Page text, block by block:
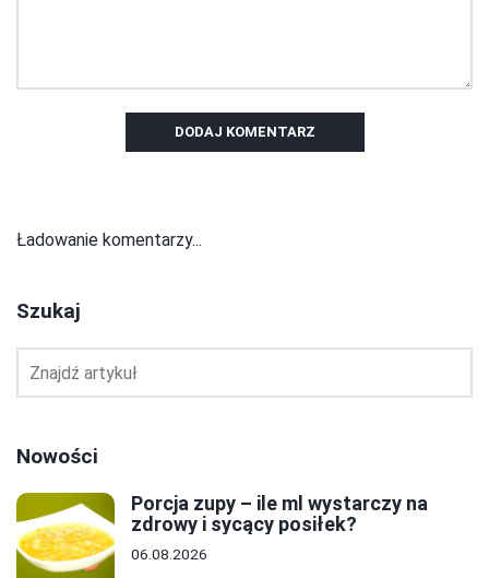
DODAJ KOMENTARZ
Ładowanie komentarzy...
Szukaj
Nowości
Porcja zupy – ile ml wystarczy na
zdrowy i sycący posiłek?
06.08.2026